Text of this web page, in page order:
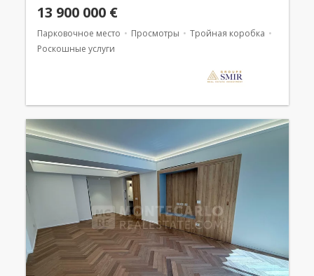
13 900 000 €
Парковочное место Просмотры
Тройная коробка
Роскошные услуги